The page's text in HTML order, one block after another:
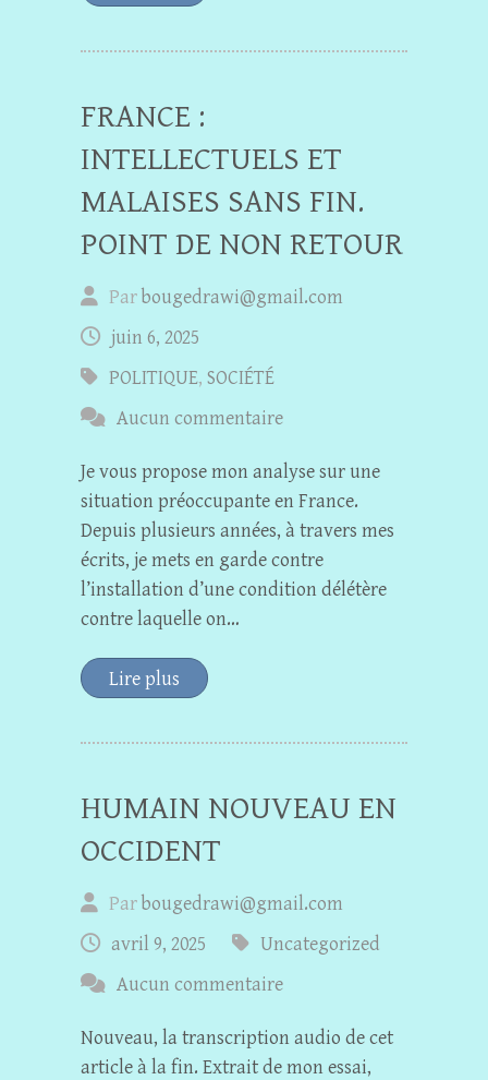
FRANCE :
INTELLECTUELS ET
MALAISES SANS FIN.
POINT DE NON RETOUR
Parbougedrawi@gmail.com
juin 6, 2025
POLITIQUE, SOCIÉTÉ
Aucun commentaire
Je vous propose mon analyse sur une
situation préoccupante en France.
Depuis plusieurs années, à travers mes
écrits, je mets en garde contre
l’installation d’une condition délétère
contre laquelle on…
Lire plus
HUMAIN NOUVEAU EN
OCCIDENT
Parbougedrawi@gmail.com
avril 9, 2025
Uncategorized
Aucun commentaire
Nouveau, la transcription audio de cet
article à la fin. Extrait de mon essai,